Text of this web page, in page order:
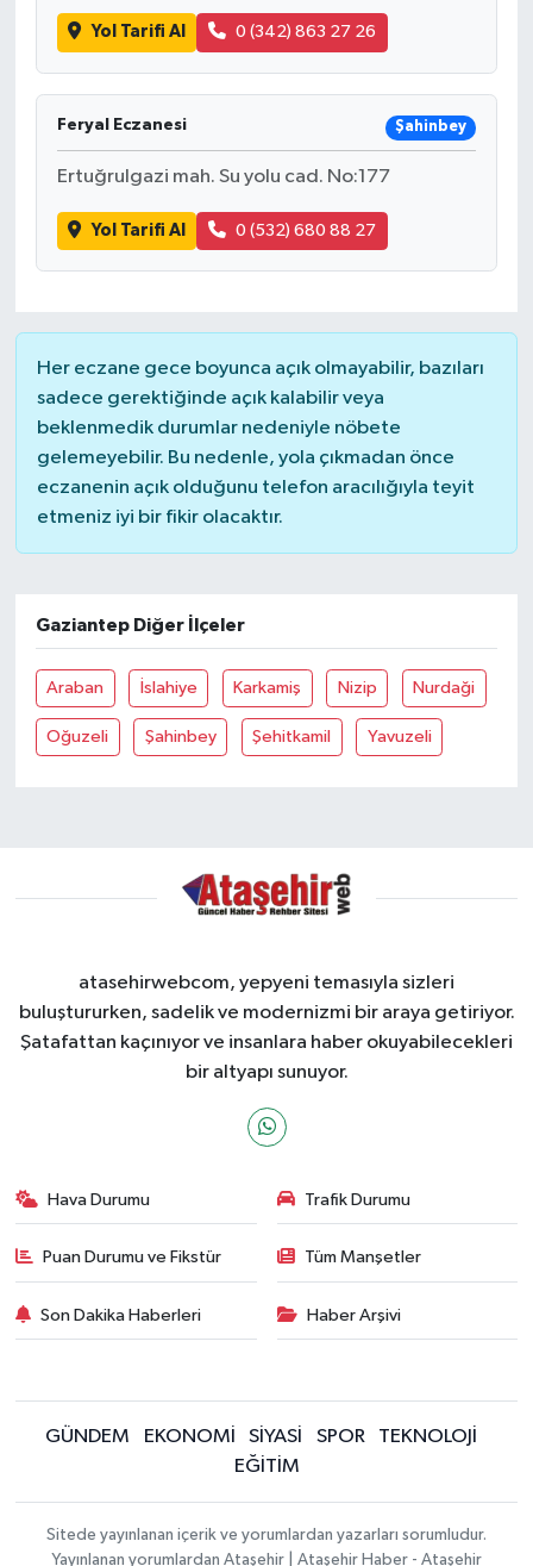
Yol Tarifi Al 0 (342) 863 27 26
Feryal Eczanesi Şahinbey
Ertuğrulgazi mah. Su yolu cad. No:177
Yol Tarifi Al 0 (532) 680 88 27
Her eczane gece boyunca açık olmayabilir, bazıları
sadece gerektiğinde açık kalabilir veya
beklenmedik durumlar nedeniyle nöbete
gelemeyebilir. Bu nedenle, yola çıkmadan önce
eczanenin açık olduğunu telefon aracılığıyla teyit
etmeniz iyi bir fikir olacaktır.
Gaziantep Diğer İlçeler
Araban İslahiye Karkamiş Nizip Nurdaği
Oğuzeli Şahinbey Şehitkamil Yavuzeli
atasehirwebcom, yepyeni temasıyla sizleri
buluştururken, sadelik ve modernizmi bir araya getiriyor.
Şatafattan kaçınıyor ve insanlara haber okuyabilecekleri
bir altyapı sunuyor.
Hava Durumu Trafik Durumu
Puan Durumu ve Fikstür Tüm Manşetler
Son Dakika Haberleri Haber Arşivi
GÜNDEM EKONOMİ SİYASİ SPOR
TEKNOLOJİ
EĞİTİM
Sitede yayınlanan içerik ve yorumlardan yazarları sorumludur.
Yayınlanan yorumlardan Ataşehir | Ataşehir Haber - Ataşehir